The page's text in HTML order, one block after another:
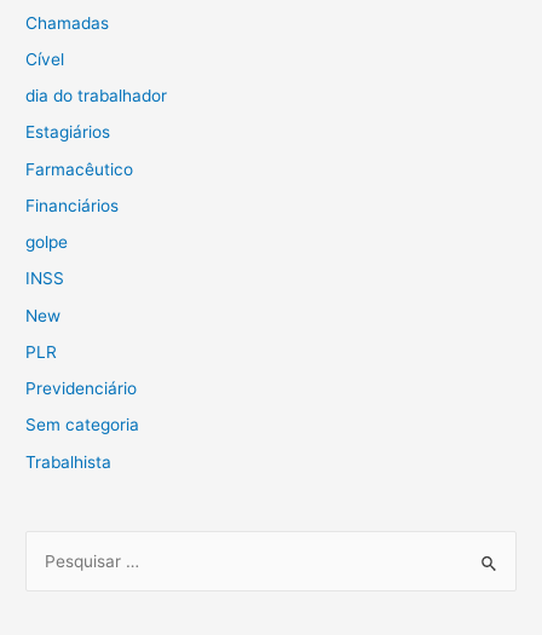
Chamadas
Cível
dia do trabalhador
Estagiários
Farmacêutico
Financiários
golpe
INSS
New
PLR
Previdenciário
Sem categoria
Trabalhista